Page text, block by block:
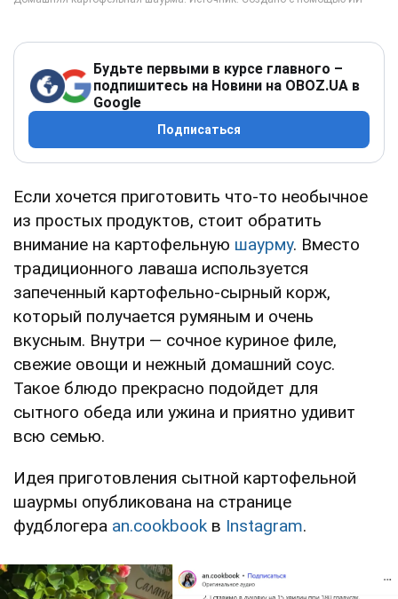
Будьте первыми в курсе главного –
подпишитесь на Новини на OBOZ.UA в
Google
Подписаться
Если хочется приготовить что-то необычное
из простых продуктов, стоит обратить
внимание на картофельную шаурму. Вместо
традиционного лаваша используется
запеченный картофельно-сырный корж,
который получается румяным и очень
вкусным. Внутри — сочное куриное филе,
свежие овощи и нежный домашний соус.
Такое блюдо прекрасно подойдет для
сытного обеда или ужина и приятно удивит
всю семью.
Идея приготовления сытной картофельной
шаурмы опубликована на странице
фудблогера an.cookbook в Instagram.